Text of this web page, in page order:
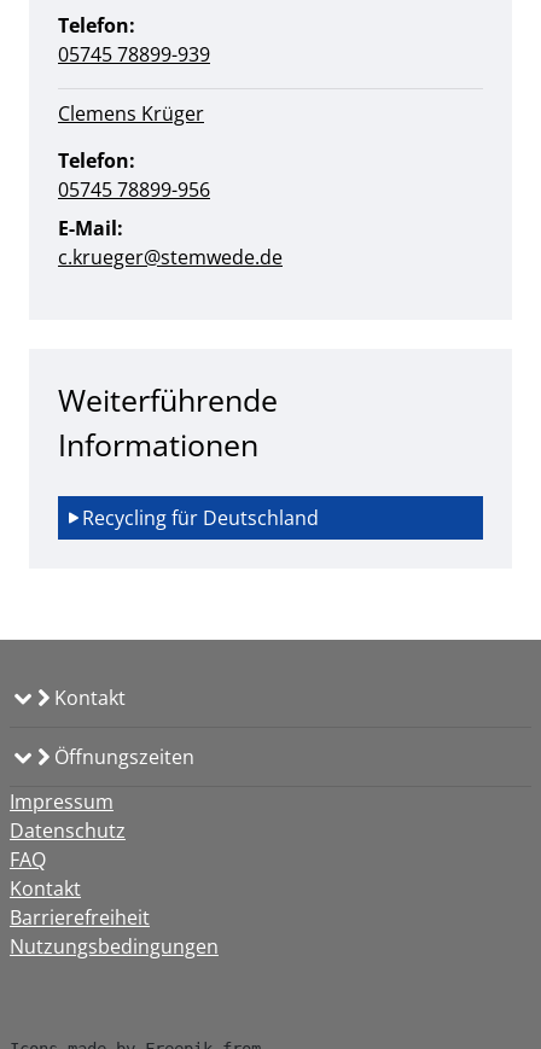
Telefon:
05745 78899-939
Clemens Krüger
Telefon:
05745 78899-956
E-Mail:
c.krueger@stemwede.de
Weiterführende
Informationen
Recycling für Deutschland
Kontakt
Öffnungszeiten
Impressum
Datenschutz
FAQ
Kontakt
Barrierefreiheit
Nutzungsbedingungen